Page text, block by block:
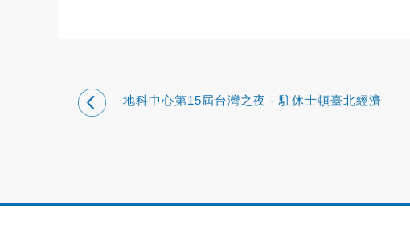
地科中心第15屆台灣之夜 - 駐休士頓臺北經濟